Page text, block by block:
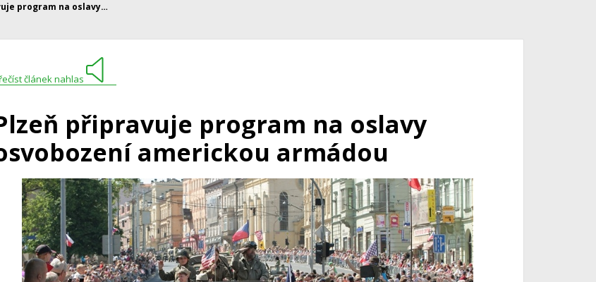
program na oslavy…
článek nahlas
připravuje program na oslavy
americkou armádou